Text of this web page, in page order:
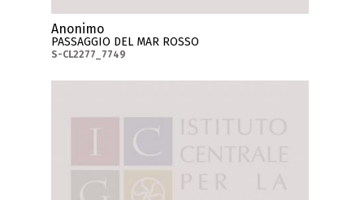
Anonimo
PASSAGGIO DEL MAR ROSSO
S-CL2277_7749